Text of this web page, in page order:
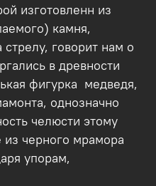
изготовленн из
камня,
говорит нам о
в древности
фигурка медведя,
однозначно
челюсти этому
черного мрамора
упорам,